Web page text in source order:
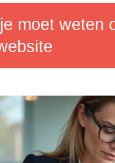
moet weten